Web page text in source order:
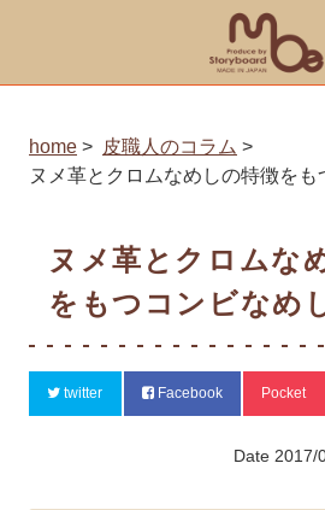
home
皮職人のコラム
ヌメ革とクロムなめしの特徴を
ヌメ革とクロムな
をもつコンビなめ
twitter Facebook Pocket
Date 2017/